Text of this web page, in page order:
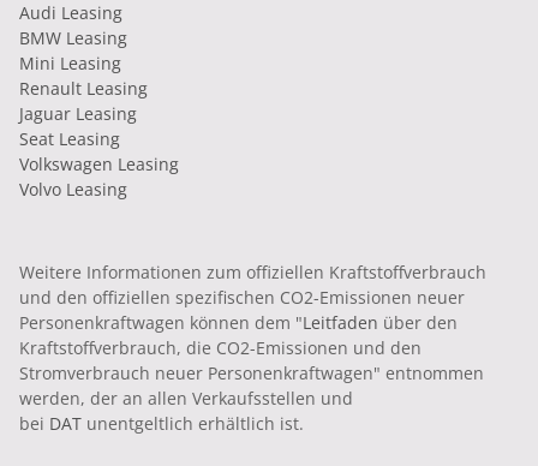
Audi Leasing
BMW Leasing
Mini Leasing
Renault Leasing
Jaguar Leasing
Seat Leasing
Volkswagen Leasing
Volvo Leasing
Weitere Informationen zum offiziellen Kraftstoffverbrauch
und den offiziellen spezifischen CO2-Emissionen neuer
Personenkraftwagen können dem "Leitfaden über den
Kraftstoffverbrauch, die CO2-Emissionen und den
Stromverbrauch neuer Personenkraftwagen" entnommen
werden, der an allen Verkaufsstellen und
bei DAT unentgeltlich erhältlich ist.